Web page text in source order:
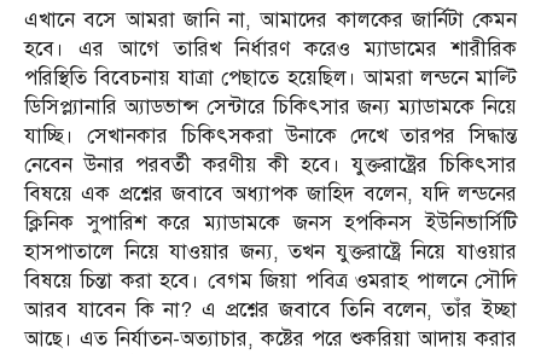
এখানে বসে আমরা জানি না, আমাদের কালকের জার্নিটা কেমন
হবে। এর আগে তারিখ নির্ধারণ করেও ম্যাডামের শারীরিক
পরিস্থিতি বিবেচনায় যাত্রা পেছাতে হয়েছিল। আমরা লন্ডনে মাল্টি
ডিসিপ্ল্যানারি অ্যাডভান্স সেন্টারে চিকিৎসার জন্য ম্যাডামকে নিয়ে
যাচ্ছি। সেখানকার চিকিৎসকরা উনাকে দেখে তারপর সিদ্ধান্ত
নেবেন উনার পরবর্তী করণীয় কী হবে। যুক্তরাষ্ট্রের চিকিৎসার
বিষয়ে এক প্রশ্নের জবাবে অধ্যাপক জাহিদ বলেন, যদি লন্ডনের
ক্লিনিক সুপারিশ করে ম্যাডামকে জনস হপকিনস ইউনিভার্সিটি
হাসপাতালে নিয়ে যাওয়ার জন্য, তখন যুক্তরাষ্ট্রে নিয়ে যাওয়ার
বিষয়ে চিন্তা করা হবে। বেগম জিয়া পবিত্র ওমরাহ পালনে সৌদি
আরব যাবেন কি না? এ প্রশ্নের জবাবে তিনি বলেন, তাঁর ইচ্ছা
আছে। এত নির্যাতন-অত্যাচার, কষ্টের পরে শুকরিয়া আদায় করার